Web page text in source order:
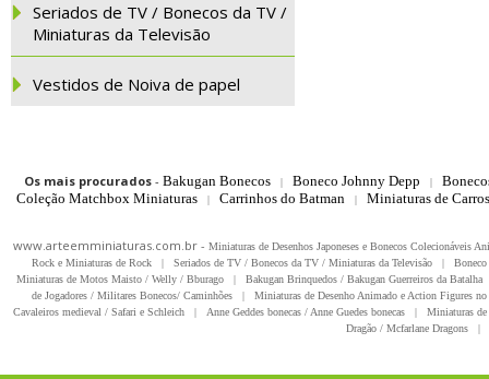
Seriados de TV / Bonecos da TV /
Miniaturas da Televisão
Vestidos de Noiva de papel
Os mais procurados- Bakugan Bonecos | Boneco Johnny Depp |
Coleção Matchbox Miniaturas
| Carrinhos do Batman | Miniaturas de
www.arteemminiaturas.com.br - Miniaturas de Desenhos Japoneses e Bonecos Colecionáveis
Rock e Miniaturas de Rock
| Seriados de TV / Bonecos da TV / Miniaturas da Televisão |
Miniaturas de Motos Maisto / Welly / Bburago
| Bakugan Brinquedos / Bakugan Guerreiros da Batalha
de Jogadores / Militares Bonecos/ Caminhões
|
Miniaturas de Desenho Animado e Action Figures
Cavaleiros medieval / Safari e Schleich
| Anne Geddes bonecas / Anne Guedes bonecas |
Miniaturas
Dragão / Mcfarlane Dragons
|